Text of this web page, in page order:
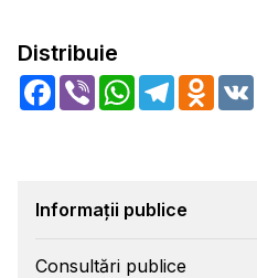
Distribuie
Facebook
Viber WhatsApp
Telegram
Informații publice
Consultări publice